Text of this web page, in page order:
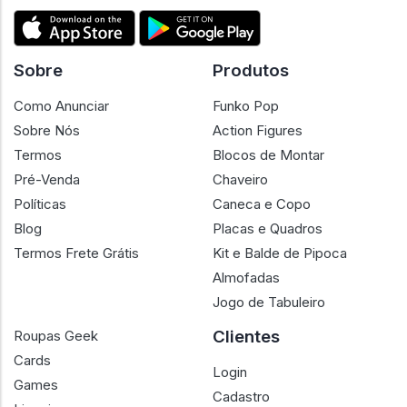
Sobre
Como Anunciar
Sobre Nós
Termos
Pré-Venda
Políticas
Blog
Termos Frete Grátis
Produtos
Funko Pop
Action Figures
Blocos de Montar
Chaveiro
Caneca e Copo
Placas e Quadros
Kit e Balde de Pipoca
Almofadas
Jogo de Tabuleiro
Roupas Geek
Cards
Games
Clientes
Login
Cadastro